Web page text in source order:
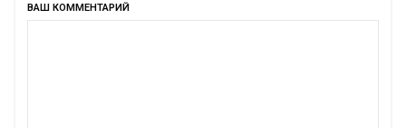
ВАШ КОММЕНТАРИЙ